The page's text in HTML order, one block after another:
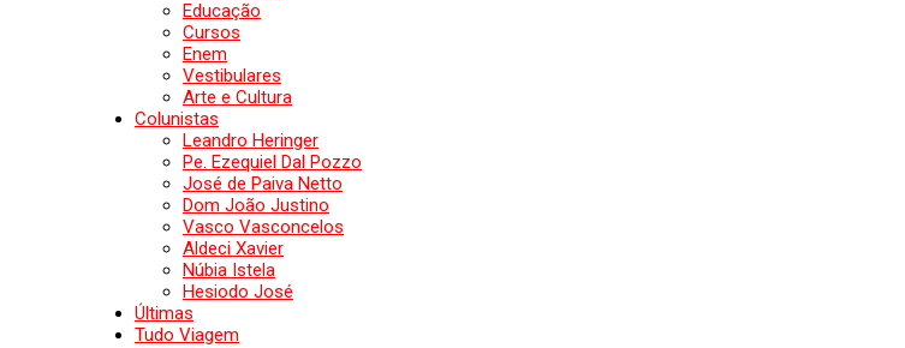
Educação
Cursos
Enem
Vestibulares
Arte e Cultura
Colunistas
Leandro Heringer
Pe. Ezequiel Dal Pozzo
José de Paiva Netto
Dom João Justino
Vasco Vasconcelos
Aldeci Xavier
Núbia Istela
Hesiodo José
Últimas
Tudo Viagem